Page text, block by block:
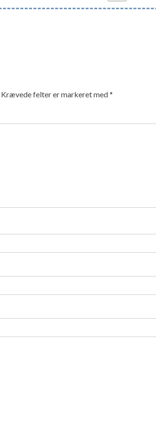
Krævede felter er markeret med*